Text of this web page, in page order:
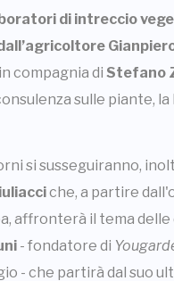
di intreccio
compagnia di Stefano
sulle piante,
si susseguiranno,
che, a partire
affronterà il tema
- fondatore di
- che partirà dal suo